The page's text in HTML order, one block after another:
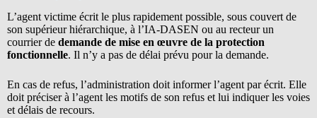
L’agent victime écrit le plus rapidement possible, sous couvert de
son supérieur hiérarchique, à l’IA-DASEN ou au recteur un
courrier de demande de mise en œuvre de la protection
fonctionnelle. Il n’y a pas de délai prévu pour la demande.
En cas de refus, l’administration doit informer l’agent par écrit. Elle
doit préciser à l’agent les motifs de son refus et lui indiquer les voies
et délais de recours.